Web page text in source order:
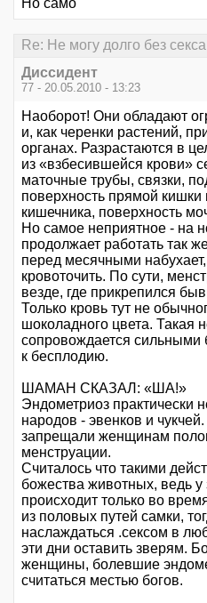
Но само
Re: Не могу долго без
Диссидент
77 - 20.05.2010 - 13:23
Наоборот! Они обладают
и, как черенки растений,
органах. Разрастаются в
из «взбесившейся крови»
маточные трубы, связки,
поверхность прямой кишки
кишечника, поверхность
Но самое неприятное - на
продолжает работать так
перед месячными
кровоточить. По сути,
везде, где прикрепился
Только кровь тут не
шоколадного цвета. Такая
сопровождается сильными
к бесплодию.
ШАМАН СКАЗАЛ: «ША!»
Эндометриоз практически
народов - эвенков и
запрещали женщинам
менструации.
Считалось что такими
божества животных, ведь у
происходит только во
из половых путей самки,
наслаждаться .сексом в
эти дни оставить зверям.
женщины, болевшие
считаться местью богов.